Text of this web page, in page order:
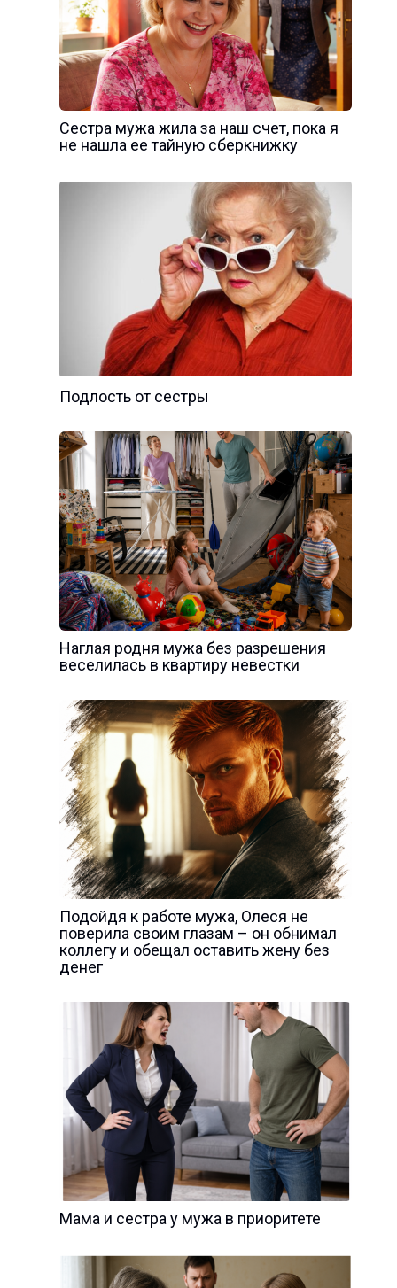
Сестра мужа жила за наш счет, пока я
не нашла ее тайную сберкнижку
Подлость от сестры
Наглая родня мужа без разрешения
веселилась в квартиру невестки
Подойдя к работе мужа, Олеся не
поверила своим глазам – он обнимал
коллегу и обещал оставить жену без
денег
Мама и сестра у мужа в приоритете